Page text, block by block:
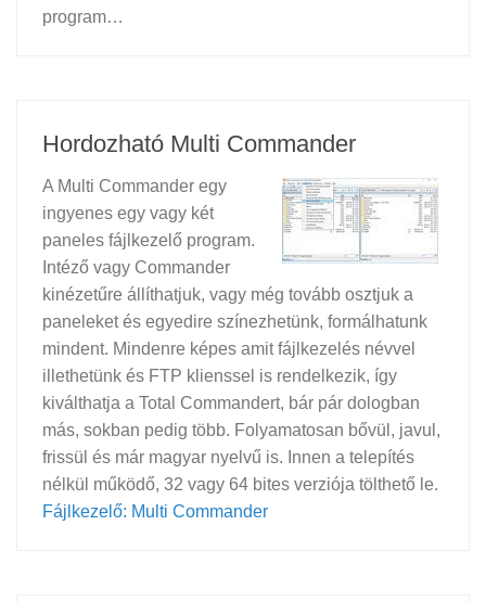
program…
Hordozható Multi Commander
A Multi Commander egy
ingyenes egy vagy két
paneles fájlkezelő program.
Intéző vagy Commander
kinézetűre állíthatjuk, vagy még tovább osztjuk a
paneleket és egyedire színezhetünk, formálhatunk
mindent. Mindenre képes amit fájlkezelés névvel
illethetünk és FTP klienssel is rendelkezik, így
kiválthatja a Total Commandert, bár pár dologban
más, sokban pedig több. Folyamatosan bővül, javul,
frissül és már magyar nyelvű is. Innen a telepítés
nélkül működő, 32 vagy 64 bites verziója tölthető le.
Fájlkezelő: Multi Commander